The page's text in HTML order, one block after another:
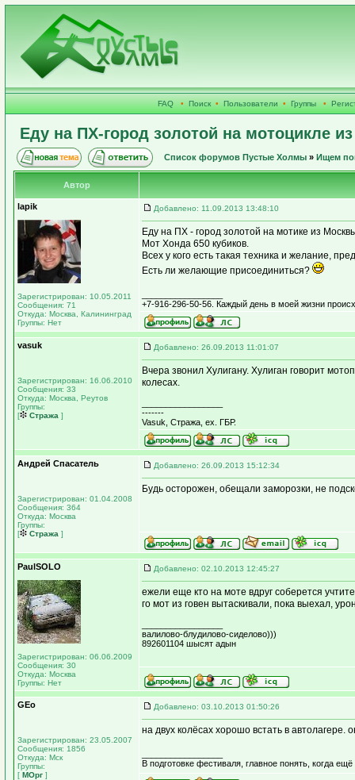
FAQ • Поиск • Пользователи • Группы •
Еду на ПХ-город золотой на мотоцикле
Список форумов Пустые Холмы » Ищем
Автор
lapik
Зарегистрирован: 10.05.2011
Сообщения: 71
Откуда: Москва, Калининград
Группы: Нет
Добавлено: 11.09.2013 13:48:10
Еду на ПХ - город золотой на мотике из
Мот Хонда 650 кубиков.
Всех у кого есть такая техника и желание,
Есть ли желающие присоединиться?
+7-916-296-50-56. Каждый день в моей жизни
vasuk
Зарегистрирован: 16.06.2010
Сообщения: 33
Откуда: Москва, Реутов
Группы:
[
Стража ]
Добавлено: 26.09.2013 11:01:07
Вчера звонил Хулигану. Хулиган говорит
колесах.
-------
Vasuk, Стража, ex. ГБР.
Андрей Спасатель
Зарегистрирован: 01.04.2008
Сообщения: 364
Откуда: Москва
Группы:
[
Стража ]
Добавлено: 26.09.2013 15:12:34
Будь осторожен, обещали заморозки, не
PaulSOLO
Зарегистрирован: 06.06.2009
Сообщения: 30
Откуда: Москва
Группы: Нет
Добавлено: 02.10.2013 12:45:27
ежели еще кто на моте вдруг соберется
го мот из говен вытаскивали, пока выехал,
валилово-блудилово-сиделово)))
892601104 шысят адын
GEo
Зарегистрирован: 23.05.2007
Сообщения: 1856
Откуда: Мск
Группы:
[ МОрг ]
Добавлено: 03.10.2013 01:50:26
на двух колёсах хорошо встать в
В подготовке фестиваля, главное понять, когда